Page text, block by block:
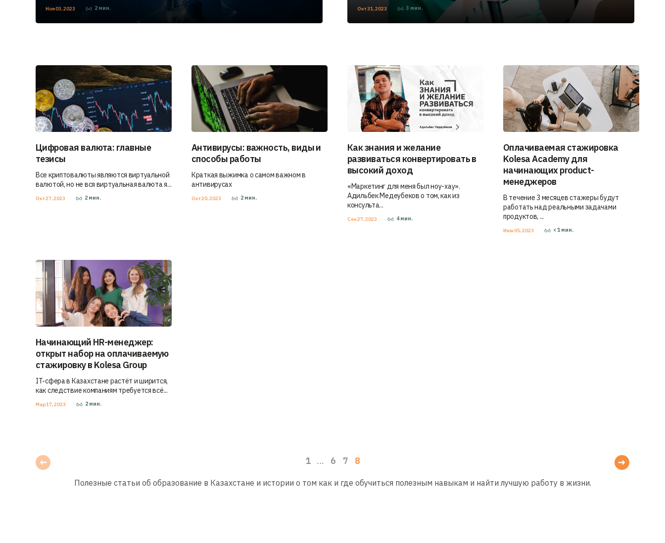
Ноя 03, 2023 2 мин. Окт 31, 2023 3 мин.
Цифровая валюта: главные
тезисы
Все криптовалюты являются виртуальной
валютой, но не вся виртуальная валюта я...
Окт 27, 2023 2 мин.
Антивирусы: важность, виды и
способы работы
Краткая выжимка о самом важном в
антивирусах
Окт 20, 2023 2 мин.
Как знания и желание
развиваться конвертировать в
высокий доход
«Маркетинг для меня был ноу-хау».
Адильбек Медеубеков о том, как из
консульта...
Сен 27, 2023 4мин.
Оплачиваемая стажировка
Kolesa Academy для
начинающих product-
менеджеров
В течение 3 месяцев стажеры будут
работать над реальными задачами
продуктов, ...
Июн 05, 2023 < 1 мин.
Начинающий HR-менеджер:
открыт набор на оплачиваемую
стажировку в Kolesa Group
IT-сфера в Казахстане растёт и ширится,
как следствие компаниям требуется всё...
Мар 17, 2023 2 мин.
1 … 6 7 8
Полезные статьи об образование в Казахстане и истории о том как и где обучиться полезным навыкам и найти лучшую работу в жизни.